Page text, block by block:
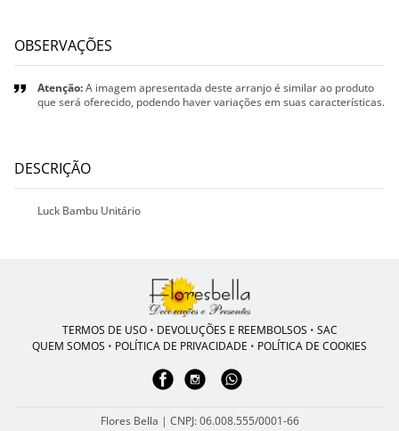
OBSERVAÇÕES
Atenção:A imagem apresentada deste arranjo é similar ao produto
que será oferecido, podendo haver variações em suas características.
DESCRIÇÃO
Luck Bambu Unitário
TERMOS DE USO• DEVOLUÇÕES E REEMBOLSOS • SAC
QUEM SOMOS • POLÍTICA DE PRIVACIDADE • POLÍTICA DE COOKIES
Flores Bella | CNPJ: 06.008.555/0001-66